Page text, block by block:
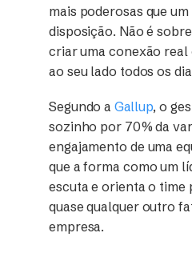
mais poderosas que
disposição. Não é
criar uma conexão
ao seu lado todos os
Segundo a Gallup, o
sozinho por 70% da
engajamento de uma
que a forma como um
escuta e orienta o time
quase qualquer outro
empresa.